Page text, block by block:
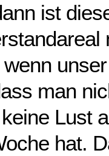
ist
man
Lust
hat.